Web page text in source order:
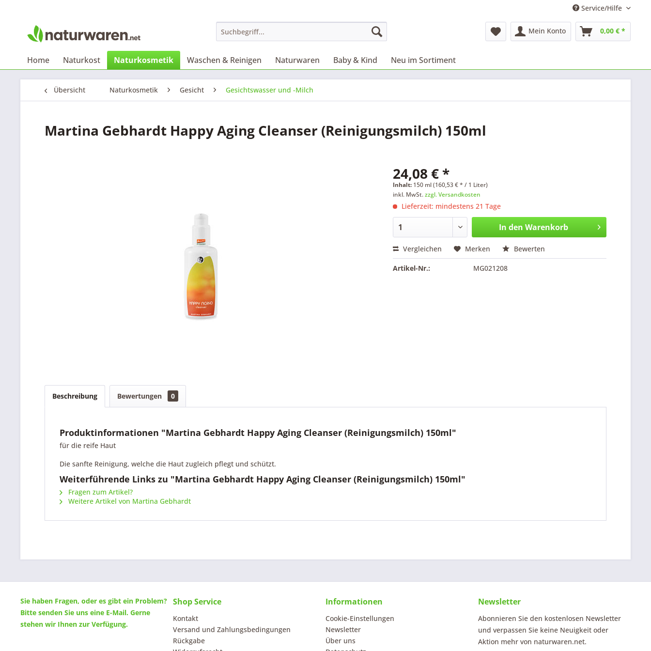
Service/Hilfe
Mein Konto 0,00 € *
Home Naturkost Naturkosmetik Waschen & Reinigen Naturwaren Baby & Kind Neu im Sortiment
Übersicht Naturkosmetik Gesicht Gesichtswasser und -Milch
Martina Gebhardt Happy Aging Cleanser (Reinigungsmilch) 150ml
24,08 € *
Inhalt: 150 ml (160,53 € * / 1 Liter)
inkl. MwSt.zzgl. Versandkosten
Lieferzeit: mindestens 21 Tage
In den Warenkorb
Vergleichen Merken Bewerten
Artikel-Nr.: MG021208
Beschreibung Bewertungen 0
Produktinformationen "Martina Gebhardt Happy Aging Cleanser (Reinigungsmilch) 150ml"
für die reife Haut
Die sanfte Reinigung, welche die Haut zugleich pflegt und schützt.
Weiterführende Links zu "Martina Gebhardt Happy Aging Cleanser (Reinigungsmilch) 150ml"
Fragen zum Artikel?
Weitere Artikel von Martina Gebhardt
Sie haben Fragen, oder es gibt ein Problem?
Bitte senden Sie uns eine E-Mail. Gerne
stehen wir Ihnen zur Verfügung.
Shop Service
Kontakt
Versand und Zahlungsbedingungen
Rückgabe
Informationen
Cookie-Einstellungen
Newsletter
Über uns
Newsletter
Abonnieren Sie den kostenlosen Newsletter
und verpassen Sie keine Neuigkeit oder
Aktion mehr von naturwaren.net.